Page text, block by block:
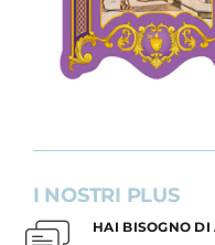
I NOSTRI PLUS
HAI BISOGNO DI